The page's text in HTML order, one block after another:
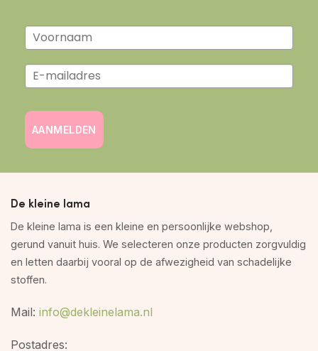
AANMELDEN
De kleine lama
De kleine lama is een kleine en persoonlijke webshop,
gerund vanuit huis. We selecteren onze producten zorgvuldig
en letten daarbij vooral op de afwezigheid van schadelijke
stoffen.
Mail: info@dekleinelama.nl
Postadres: